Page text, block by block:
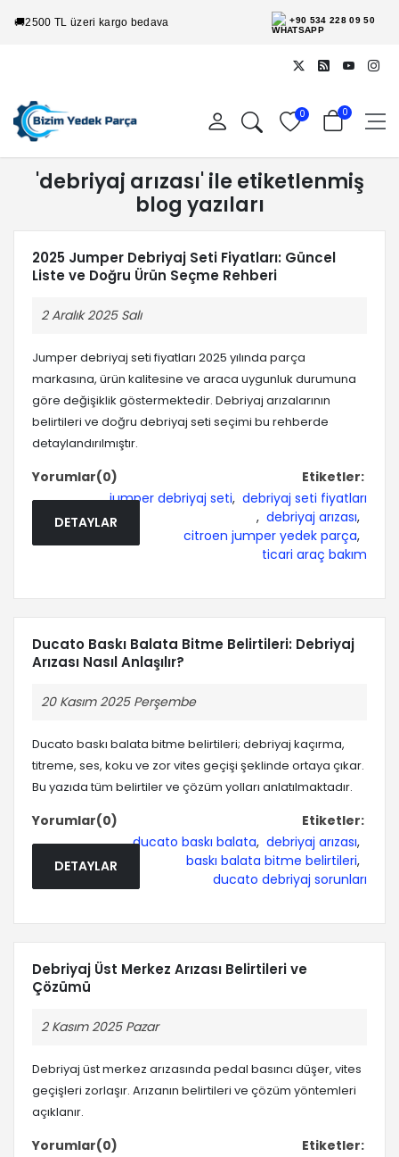
🚚2500 TL üzeri kargo bedava +90 534 228 09 50
0 0
'debriyaj arızası' ile etiketlenmiş
blog yazıları
2025 Jumper Debriyaj Seti Fiyatları: Güncel
Liste ve Doğru Ürün Seçme Rehberi
2 Aralık 2025 Salı
Jumper debriyaj seti fiyatları 2025 yılında parça
markasına, ürün kalitesine ve araca uygunluk durumuna
göre değişiklik göstermektedir. Debriyaj arızalarının
belirtileri ve doğru debriyaj seti seçimi bu rehberde
detaylandırılmıştır.
Etiketler:
jumper debriyaj seti, debriyaj seti fiyatları
, debriyaj arızası,
citroen jumper yedek parça,
ticari araç bakım
Yorumlar(0)
DETAYLAR
Ducato Baskı Balata Bitme Belirtileri: Debriyaj
Arızası Nasıl Anlaşılır?
20 Kasım 2025 Perşembe
Ducato baskı balata bitme belirtileri; debriyaj kaçırma,
titreme, ses, koku ve zor vites geçişi şeklinde ortaya çıkar.
Bu yazıda tüm belirtiler ve çözüm yolları anlatılmaktadır.
Etiketler:
ducato baskı balata, debriyaj arızası,
baskı balata bitme belirtileri,
ducato debriyaj sorunları
Yorumlar(0)
DETAYLAR
Debriyaj Üst Merkez Arızası Belirtileri ve
Çözümü
2 Kasım 2025 Pazar
Debriyaj üst merkez arızasında pedal basıncı düşer, vites
geçişleri zorlaşır. Arızanın belirtileri ve çözüm yöntemleri
açıklanır.
Etiketler:
Yorumlar(0)